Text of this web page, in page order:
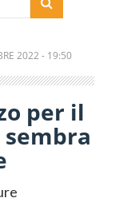
2022 - 19:50
per il